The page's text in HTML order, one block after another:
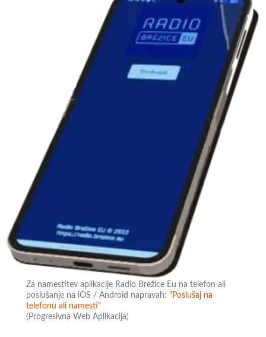
Za namestitev aplikacije Radio Brežice Eu na telefon ali
poslušanje na iOS / Android napravah:"Poslušaj na
telefonu ali namesti"
(Progresivna Web Aplikacija)